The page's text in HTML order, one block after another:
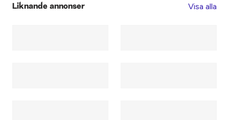
Liknande annonser Visa alla